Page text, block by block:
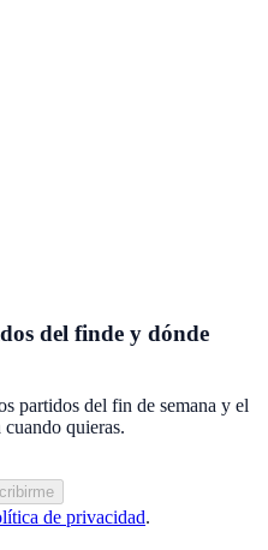
del finde y dónde
partidos del fin de semana y el
quieras.
de privacidad.